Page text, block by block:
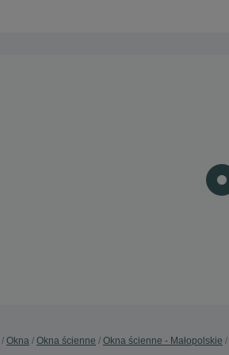
Okna Okna ścienne Okna ścienne - Małopolskie